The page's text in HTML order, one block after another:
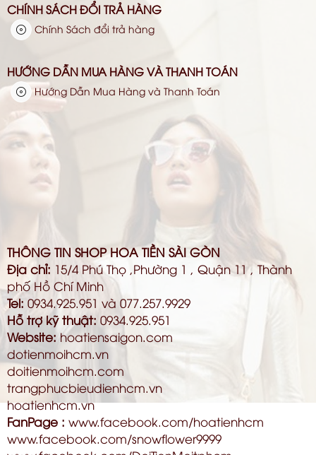
THÔNG TIN SHOP HOA TIỀN SÀI GÒN
Địa chỉ: 15/4 Phú Thọ ,Phường 1 , Quận 11 , Thành
phố Hồ Chí Minh
Tel: 0934.925.951 và 077.257.9929
Hỗ trợ kỹ thuật: 0934.925.951
Website: hoatiensaigon.com
dotienmoihcm.vn
doitienmoihcm.com
trangphucbieudienhcm.vn
hoatienhcm.vn
FanPage : www.facebook.com/hoatienhcm
www.facebook.com/snowflower9999
CHÍNH SÁCH ĐỔI TRẢ HÀNG
Chính Sách đổi trả hàng
HƯỚNG DẪN MUA HÀNG VÀ THANH TOÁN
Hướng Dẫn Mua Hàng và Thanh Toán